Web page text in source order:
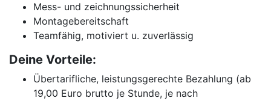
Mess- und zeichnungssicherheit
Montagebereitschaft
Teamfähig, motiviert u. zuverlässig
Deine Vorteile:
Übertarifliche, leistungsgerechte Bezahlung (ab
19,00 Euro brutto je Stunde, je nach